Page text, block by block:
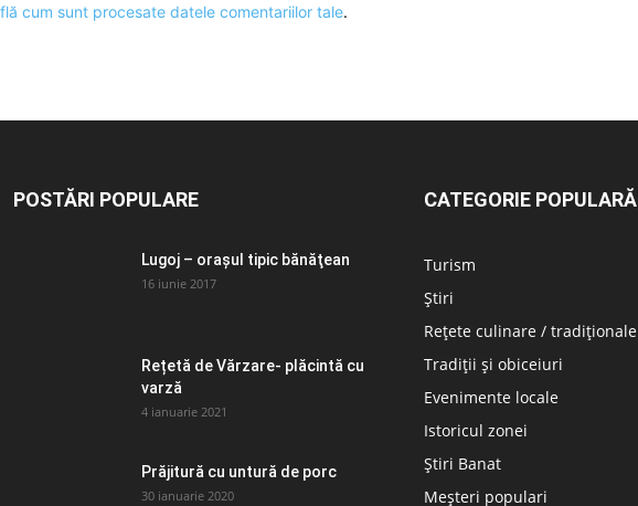
cum sunt procesate datele comentariilor tale.
POSTĂRI POPULARE
Lugoj – orașul tipic bănăţean
16 iunie 2017
Rețetă de Vărzare- plăcintă cu
varză
4 ianuarie 2021
Prăjitură cu untură de porc
30 ianuarie 2020
CATEGORIE POPULARĂ
Turism
Știri
Rețete culinare / tradiționale
Tradiții și obiceiuri
Evenimente locale
Istoricul zonei
Știri Banat
Meșteri populari